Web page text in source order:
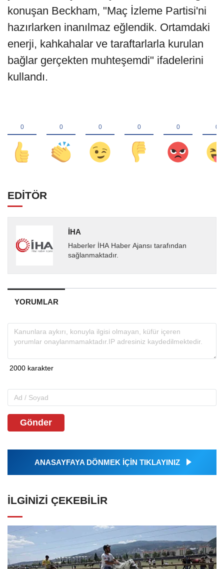
konuşan Beckham, "Maç İzleme Partisi'ni
hazırlarken inanılmaz eğlendik. Ortamdaki
enerji, kahkahalar ve taraftarlarla kurulan
bağlar gerçekten muhteşemdi" ifadelerini
kullandı.
EDİTÖR
İHA
Haberler İHA Haber Ajansı tarafından
sağlanmaktadır.
YORUMLAR
Gönder
ANASAYFAYA DÖNMEK İÇİN TIKLAYINIZ
İLGINIZI ÇEKEBILIR